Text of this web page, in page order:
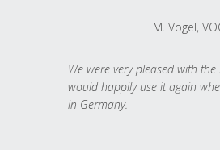
M. Vogel,
We were very pleased with the
would happily use it again
in Germany.